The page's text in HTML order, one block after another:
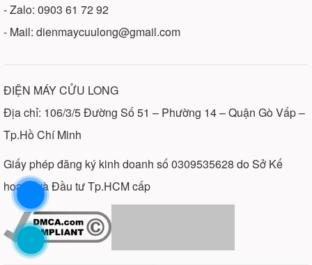
- Zalo: 0903 61 72 92
- Mail: dienmaycuulong@gmail.com
ĐIỆN MÁY CỬU LONG
Địa chỉ: 106/3/5 Đường Số 51 – Phường 14 – Quận Gò Vấp –
Tp.Hồ Chí Minh
Giấy phép đăng ký kinh doanh số 0309535628 do Sở Kế
hoạch và Đầu tư Tp.HCM cấp